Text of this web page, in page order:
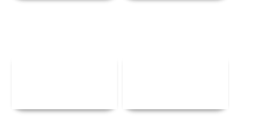
Αναλυτικά Αναλυτικά